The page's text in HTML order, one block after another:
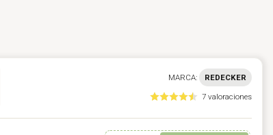
MARCA:
REDECKER
7 valoraciones